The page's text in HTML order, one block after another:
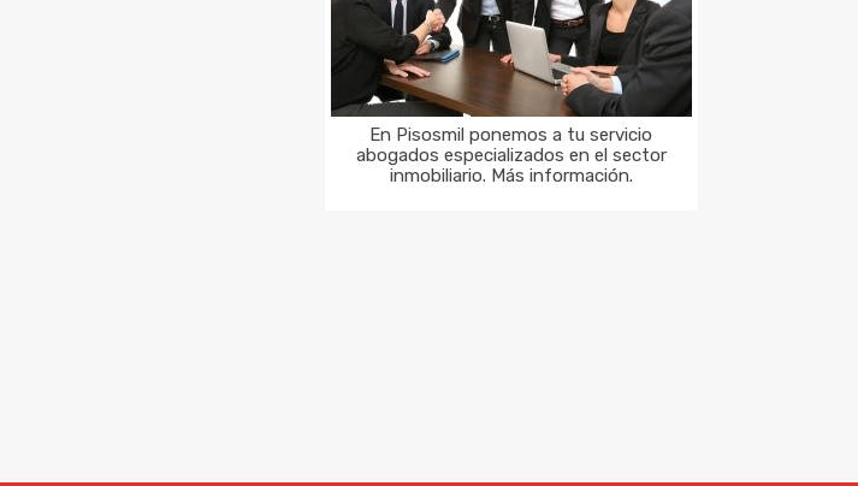
En Pisosmil ponemos a tu servicio
abogados especializados en el sector
inmobiliario. Más información.